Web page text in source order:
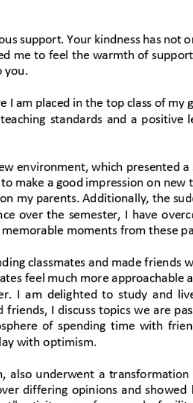
提供的教师激励与专业培训，得到老师们的
致认可，有效激发了乡村幼教团队的工作热
•每月的奖金不仅是物质上的奖励，更是对老
师们工作的认可 •每个学期一次的集中培训
了非常正面的反馈 •腾冲乡村幼儿园以临聘
师为主，教室群体有着强烈的专业提升意愿
作很多 •扩大教师激励项目 •学校硬件设施的
提升 0-3岁亲子活动中心项目 勐连幼儿园...